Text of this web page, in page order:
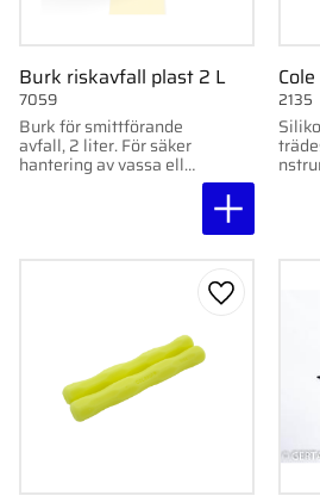
Burk riskavfall plast 2 L
Burk för smittförande
avfall, 2 liter. För säker
hantering av vassa eller
7059 2135
Lägg till i